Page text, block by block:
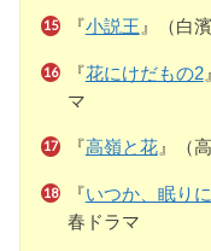
『小説王 』（白
『花にけだもの2
マ
『高嶺と花』（
『いつか、眠り
春ドラマ